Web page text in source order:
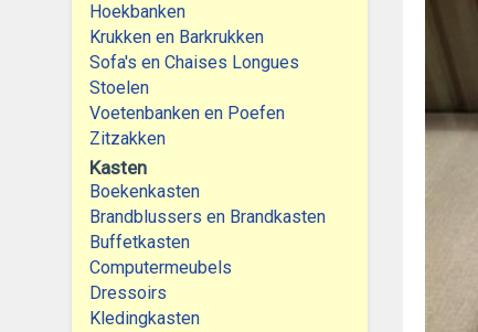
Hoekbanken
Krukken en Barkrukken
Sofa's en Chaises Longues
Stoelen
Voetenbanken en Poefen
Zitzakken
Kasten
Boekenkasten
Brandblussers en Brandkasten
Buffetkasten
Computermeubels
Dressoirs
Kledingkasten